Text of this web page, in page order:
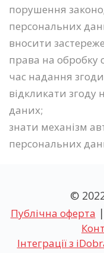
порушення
персональних
вносити
права на обробку
час надання
відкликати згоду
даних;
знати механізм
персональних
©
Публічна оферта |
Інтеграції з